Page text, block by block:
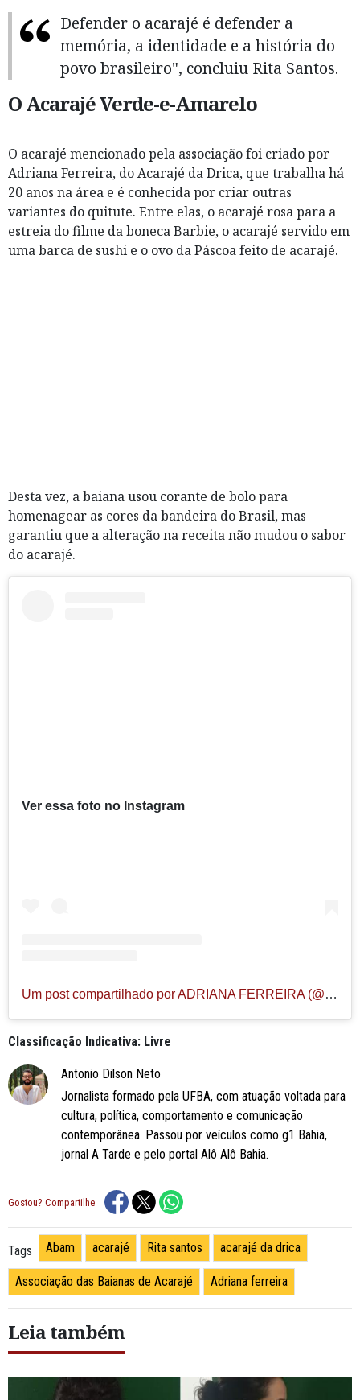
Defender o acarajé é defender a
memória, a identidade e a história do
povo brasileiro", concluiu Rita Santos.
O Acarajé Verde-e-Amarelo
O acarajé mencionado pela associação foi criado por
Adriana Ferreira, do Acarajé da Drica, que trabalha há
20 anos na área e é conhecida por criar outras
variantes do quitute. Entre elas, o acarajé rosa para a
estreia do filme da boneca Barbie, o acarajé servido em
uma barca de sushi e o ovo da Páscoa feito de acarajé.
Desta vez, a baiana usou corante de bolo para
homenagear as cores da bandeira do Brasil, mas
garantiu que a alteração na receita não mudou o sabor
do acarajé.
Ver essa foto no Instagram
Um post compartilhado por ADRIANA FERREIRA (@acarajedadricaoficial)
Classificação Indicativa: Livre
Antonio Dilson Neto
Jornalista formado pela UFBA, com atuação voltada para
cultura, política, comportamento e comunicação
contemporânea. Passou por veículos como g1 Bahia,
jornal A Tarde e pelo portal Alô Alô Bahia.
Gostou? Compartilhe
Tags Abam acarajé Rita santos acarajé da drica
Associação das Baianas de Acarajé Adriana ferreira
Leia também